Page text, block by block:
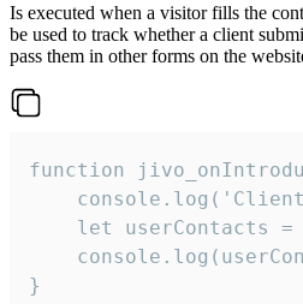
Is executed when a visitor fills the
be used to track whether a client
pass them in other forms on the
function
let userContacts
}